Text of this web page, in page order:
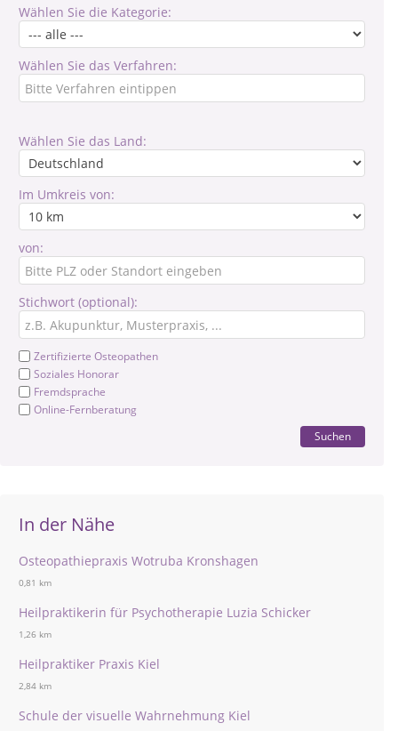
Wählen Sie die Kategorie:
Wählen Sie das Verfahren:
Wählen Sie das Land:
Im Umkreis von:
von:
Stichwort (optional):
Zertifizierte Osteopathen
Soziales Honorar
Fremdsprache
Online-Fernberatung
Suchen
In der Nähe
Osteopathiepraxis Wotruba Kronshagen
0,81 km
Heilpraktikerin für Psychotherapie Luzia Schicker
1,26 km
Heilpraktiker Praxis Kiel
2,84 km
Schule der visuelle Wahrnehmung Kiel